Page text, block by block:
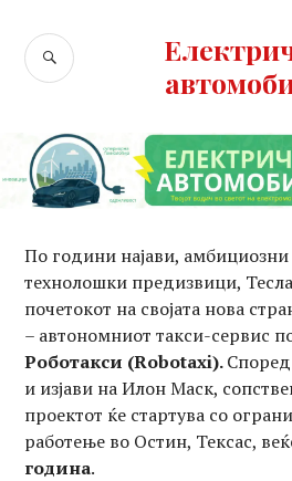
content
SEARCH
По години најави,
технолошки предизвици,
почетокот на својата нова
– автономниот такси-сервис
Роботакси (Robotaxi).
и изјави на Илон Маск,
проектот ќе стартува со
работење во Остин, Тексас,
година.